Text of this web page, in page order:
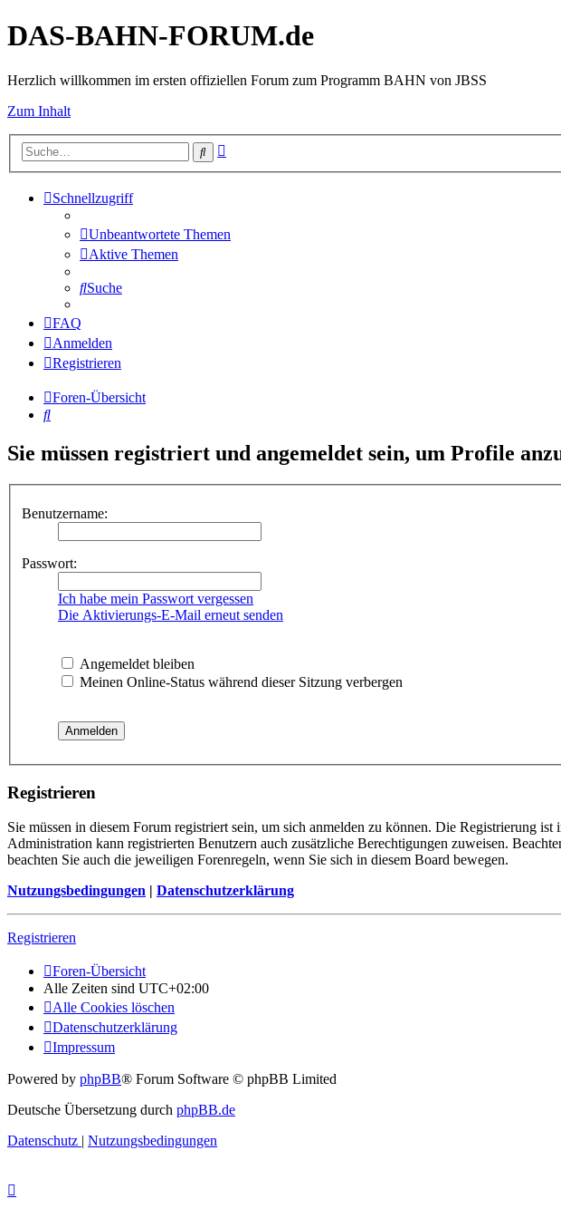
DAS-BAHN-FORUM.de
Herzlich willkommen im ersten offiziellen Forum zum Programm BAHN von JBSS
Zum Inhalt
Suche
Schnellzugriff
Unbeantwortete Themen
Aktive Themen
Suche
FAQ
Anmelden
Registrieren
Foren-Übersicht
Suche
Sie müssen registriert und angemeldet sein, um Profile
Benutzername:
Passwort:
Ich habe mein Passwort vergessen
Die Aktivierungs-E-Mail erneut senden
Angemeldet bleiben
Meinen Online-Status während dieser Sitzung verbergen
Registrieren
Sie müssen in diesem Forum registriert sein, um sich anmelden zu können. Die Registrierung
Administration kann registrierten Benutzern auch zusätzliche Berechtigungen zuweisen.
beachten Sie auch die jeweiligen Forenregeln, wenn Sie sich in diesem Board bewegen.
Nutzungsbedingungen | Datenschutzerklärung
Registrieren
Foren-Übersicht
Alle Zeiten sind UTC+02:00
Alle Cookies löschen
Datenschutzerklärung
Impressum
Powered by phpBB® Forum Software © phpBB Limited
Deutsche Übersetzung durch phpBB.de
Datenschutz | Nutzungsbedingungen